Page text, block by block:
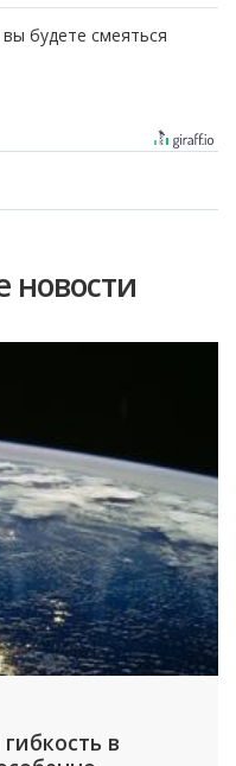
будете смеяться
новости
в